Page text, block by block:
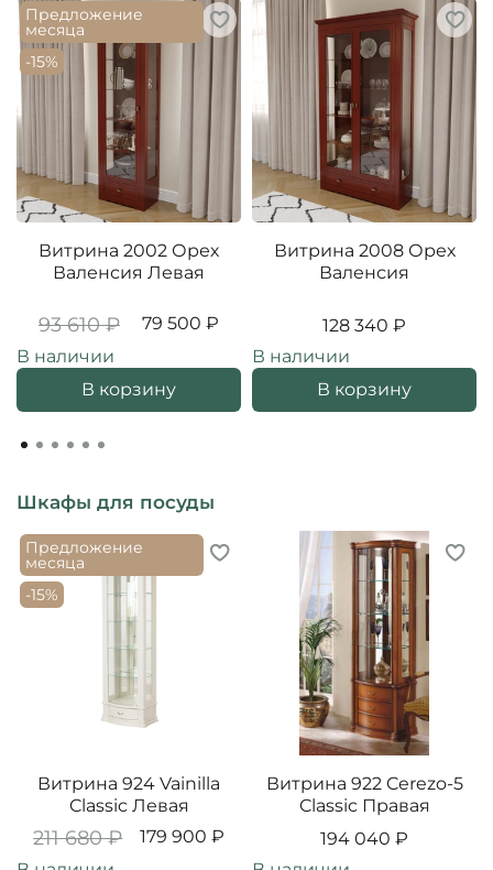
сейчас и получите профессиональную
консультацию по выбору и установке!
Бесплатная доставка по Москве делает покупку
еще более выгодной.
Предложение
месяца
-15%
Витрина 2002 Орех
Валенсия Левая
93 610 ₽
79 500 ₽
В наличии
В корзину
Витрина 2008 Орех
Валенсия
128 340 ₽
В наличии
В корзину
Шкафы для посуды
Предложение
месяца
-15%
Витрина 924 Vainilla
Classic Левая
211 680 ₽
179 900 ₽
Витрина 922 Cerezo-5
Classic Правая
194 040 ₽